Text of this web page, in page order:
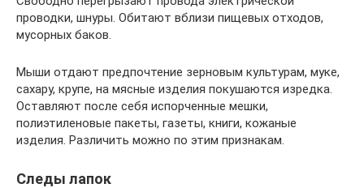
проводки, шнуры. Обитают вблизи пищевых отходов,
мусорных баков.
Мыши отдают предпочтение зерновым культурам, муке,
сахару, крупе, на мясные изделия покушаются изредка.
Оставляют после себя испорченные мешки,
полиэтиленовые пакеты, газеты, книги, кожаные
изделия. Различить можно по этим признакам.
Следы лапок